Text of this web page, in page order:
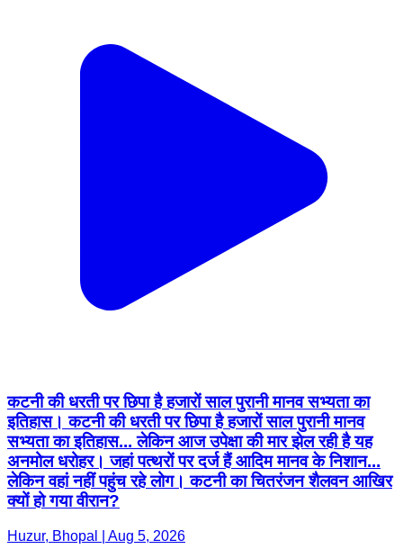
कटनी की धरती पर छिपा है हजारों साल पुरानी मानव सभ्यता का
इतिहास। कटनी की धरती पर छिपा है हजारों साल पुरानी मानव
सभ्यता का इतिहास... लेकिन आज उपेक्षा की मार झेल रही है यह
अनमोल धरोहर। जहां पत्थरों पर दर्ज हैं आदिम मानव के निशान...
लेकिन वहां नहीं पहुंच रहे लोग। कटनी का चितरंजन शैलवन आखिर
क्यों हो गया वीरान?
Huzur, Bhopal | Aug 5, 2026